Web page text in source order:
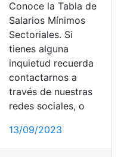
Conoce la Tabla de
Salarios Mínimos
Sectoriales. Si
tienes alguna
inquietud recuerda
contactarnos a
través de nuestras
redes sociales, o
13/09/2023